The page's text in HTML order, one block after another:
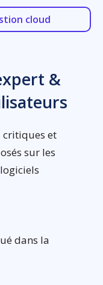
cloud
&
critiques et
sur les
dans la